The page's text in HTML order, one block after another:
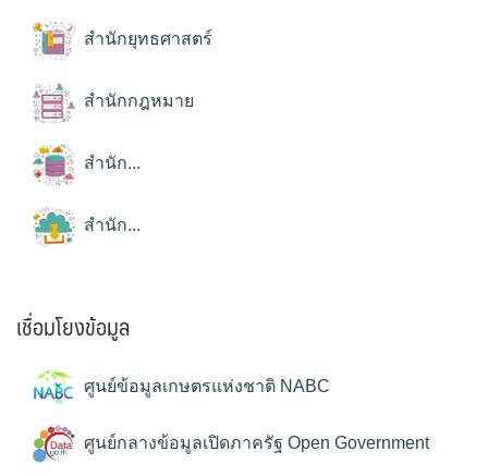
สำนักยุทธศาสตร์
สำนักกฎหมาย
สำนัก...
สำนัก...
เชื่อมโยงข้อมูล
ศูนย์ข้อมูลเกษตรแห่งชาติ NABC
ศูนย์กลางข้อมูลเปิดภาครัฐ Open Government